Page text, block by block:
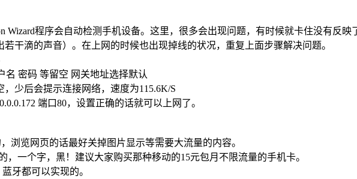
Wizard程序会自动检测手机设备。这里，很多会出现问题，有时候就卡住没有反
干滴的声音）。在上网的时候也出现掉线的状况，重复上面步骤解决问题。
密码 等留空 网关地址选择默认
少后会提示连接网络，速度为115.6K/S
端口80，设置正确的话就可以上网了。
浏览网页的话最好关掉图片显示等需要大流量的内容。
一个字，黑！建议大家购买那种移动的15元包月不限流量的手机卡。
牙都可以实现的。